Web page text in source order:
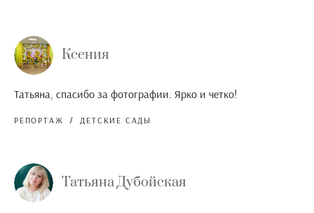
Ксения
Татьяна, спасибо за фотографии. Ярко и четко!
РЕПОРТАЖ ДЕТСКИЕ САДЫ
Татьяна Дубойская